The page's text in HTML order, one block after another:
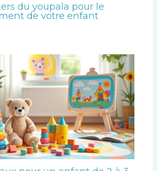
du youpala pour le
de votre enfant